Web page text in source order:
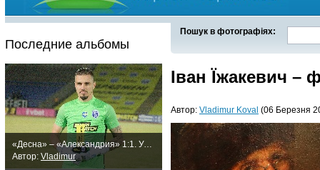
Пошук в фотографіях:
Іван Їжакевич –
Автор: Vladimur Koval (06 Березня
Последние альбомы
«Десна» – «Александрия» 1:1. Упорная ничья
Автор: Vladimur